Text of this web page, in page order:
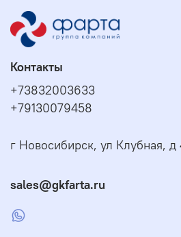
Контакты
+73832003633
+79130079458
г Новосибирск, ул Клубная,
sales@gkfarta.ru